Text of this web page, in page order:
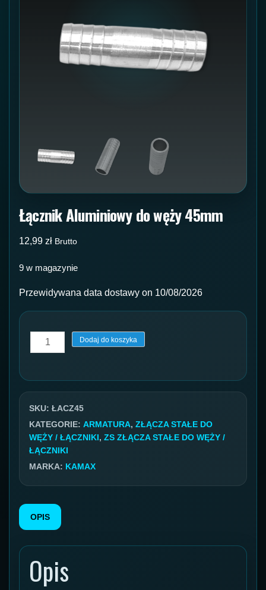
Łącznik Aluminiowy do węży 45mm
12,99 zł Brutto
9 w magazynie
Przewidywana data dostawy on 10/08/2026
ilość
Łącznik
węży
45mm
Dodaj do koszyka
SKU: ŁACZ45
KATEGORIE: ARMATURA, ZŁĄCZA STAŁE DO
WĘŻY / ŁĄCZNIKI, ZS ZŁĄCZA STAŁE DO WĘŻY /
ŁĄCZNIKI
MARKA: KAMAX
OPIS
Opis